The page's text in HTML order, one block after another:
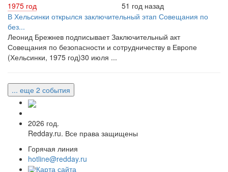
1975 год
51 год назад
В Хельсинки открылся заключительный этап Совещания по
без...
Леонид Брежнев подписывает Заключительный акт
Совещания по безопасности и сотрудничеству в Европе
(Хельсинки, 1975 год)30 июля ...
... еще 2 события
2026 год.
Redday.ru. Все права защищены
Горячая линия
hotline@redday.ru
Карта сайта